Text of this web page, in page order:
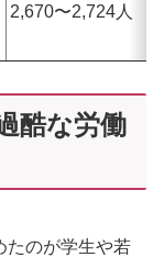
2,670〜2,724人
酷な労働
たのが学生や若